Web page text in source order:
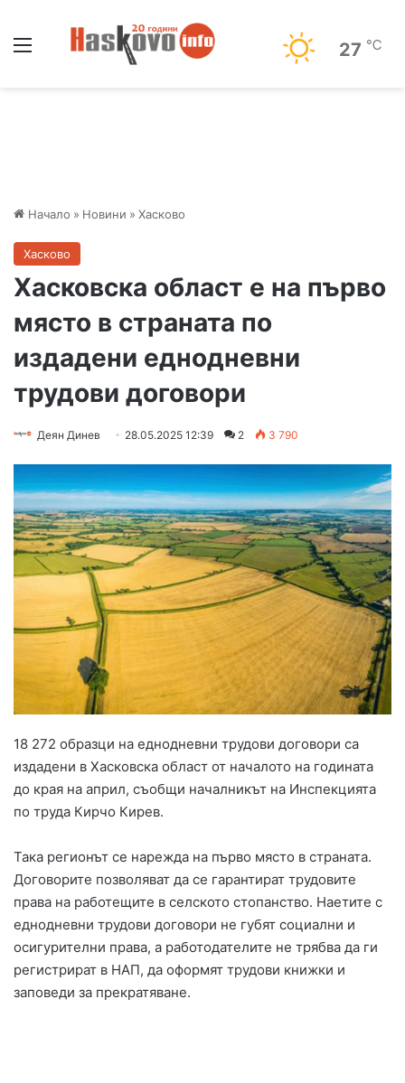
27 ℃
Начало » Новини » Хасково
Хасково
Хасковска област е на първо
място в страната по
издадени еднодневни
трудови договори
Деян Динев 28.05.2025 12:39 2 3 790
18 272 образци на еднодневни трудови договори са
издадени в Хасковска област от началото на годината
до края на април, съобщи началникът на Инспекцията
по труда Кирчо Кирев.
Така регионът се нарежда на първо място в страната.
Договорите позволяват да се гарантират трудовите
права на работещите в селското стопанство. Наетите с
еднодневни трудови договори не губят социални и
осигурителни права, а работодателите не трябва да ги
регистрират в НАП, да оформят трудови книжки и
заповеди за прекратяване.